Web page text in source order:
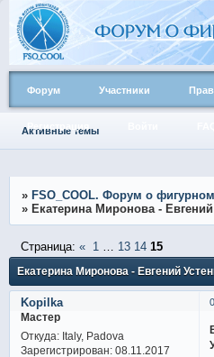
Форум Участники
Активные темы
» FSO_COOL. Форум о
» Екатерина Миронова - Евгений
Екатерина Миронова - Евгений
Страница: « 1 13 14 15
Kopilka
Мастер
Откуда:Italy, Padova
Зарегистрирован: 08.11.2017